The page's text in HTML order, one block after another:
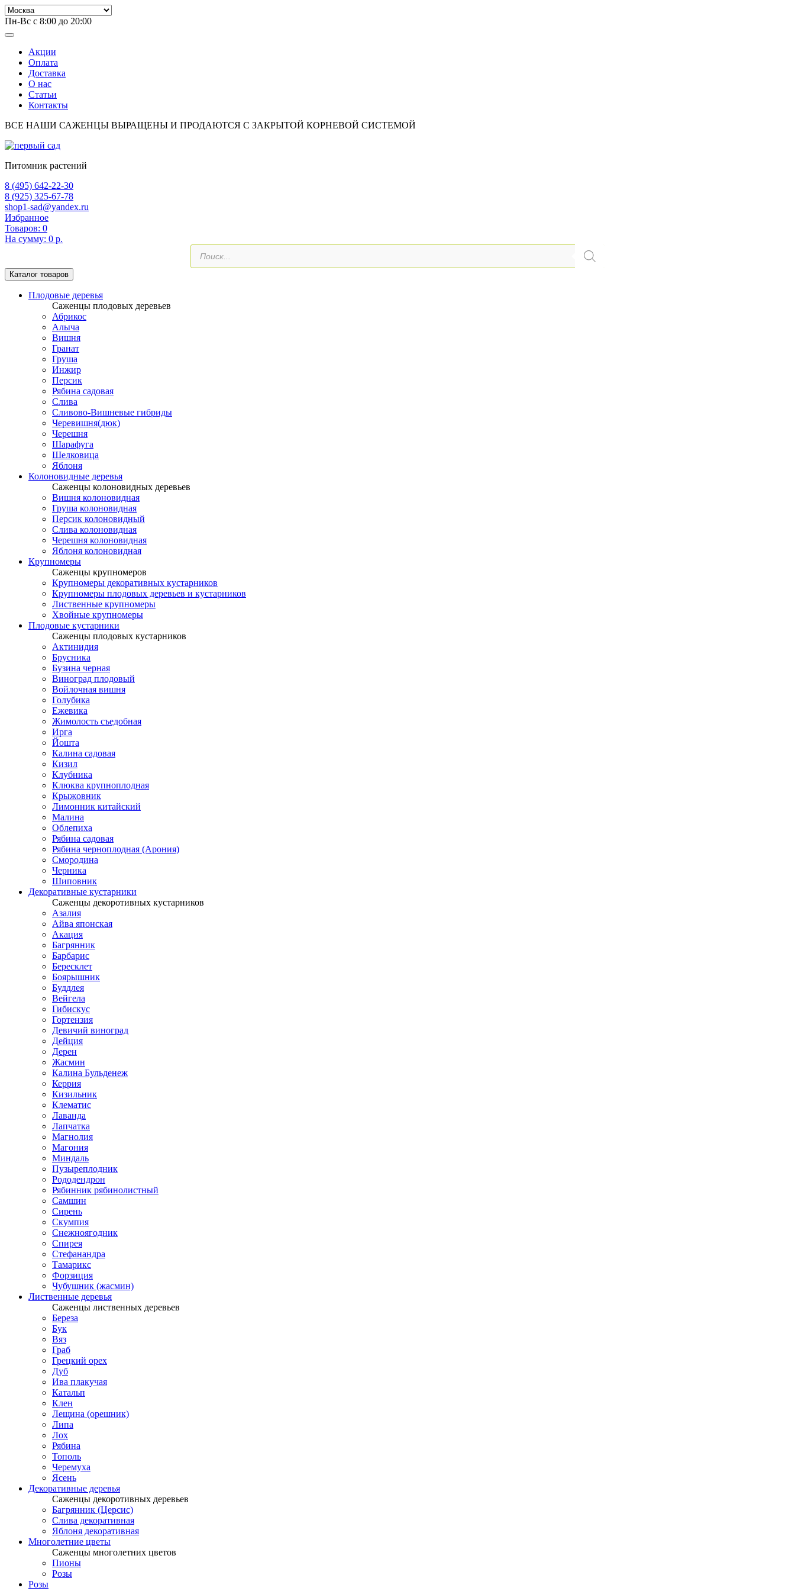
Пн-Вс с 8:00 до 20:00
Акции
Оплата
Доставка
О нас
Статьи
Контакты
ВСЕ НАШИ САЖЕНЦЫ ВЫРАЩЕНЫ И ПРОДАЮТСЯ С ЗАКРЫТОЙ КОРНЕВОЙ СИСТЕМОЙ
Питомник растений
8 (495) 642-22-30
8 (925) 325-67-78
shop1-sad@yandex.ru
Избранное
Товаров: 0
На сумму: 0 р.
Поиск
товаров
Каталог товаров
Плодовые деревья
Саженцы плодовых деревьев
Абрикос
Алыча
Вишня
Гранат
Груша
Инжир
Персик
Рябина садовая
Слива
Сливово-Вишневые гибриды
Черевишня(дюк)
Черешня
Шарафуга
Шелковица
Яблоня
Колоновидные деревья
Саженцы колоновидных деревьев
Вишня колоновидная
Груша колоновидная
Персик колоновидный
Слива колоновидная
Черешня колоновидная
Яблоня колоновидная
Крупномеры
Саженцы крупномеров
Крупномеры декоративных кустарников
Крупномеры плодовых деревьев и кустарников
Лиственные крупномеры
Хвойные крупномеры
Плодовые кустарники
Саженцы плодовых кустарников
Актинидия
Брусника
Бузина черная
Виноград плодовый
Войлочная вишня
Голубика
Ежевика
Жимолость съедобная
Ирга
Йошта
Калина садовая
Кизил
Клубника
Клюква крупноплодная
Крыжовник
Лимонник китайский
Малина
Облепиха
Рябина садовая
Рябина черноплодная (Арония)
Смородина
Черника
Шиповник
Декоративные кустарники
Саженцы декоротивных кустарников
Азалия
Айва японская
Акация
Багрянник
Барбарис
Бересклет
Боярышник
Буддлея
Вейгела
Гибискус
Гортензия
Девичий виноград
Дейция
Дерен
Жасмин
Калина Бульденеж
Керрия
Кизильник
Клематис
Лаванда
Лапчатка
Магнолия
Магония
Миндаль
Пузыреплодник
Рододендрон
Рябинник рябинолистный
Самшин
Сирень
Скумпия
Снежноягодник
Спирея
Стефанандра
Тамарикс
Форзиция
Чубушник (жасмин)
Лиственные деревья
Саженцы лиственных деревьев
Береза
Бук
Вяз
Граб
Грецкий орех
Дуб
Ива плакучая
Катальп
Клен
Лещина (орешник)
Липа
Лох
Рябина
Тополь
Черемуха
Ясень
Декоративные деревья
Саженцы декоротивных деревьев
Багрянник (Церсис)
Слива декоративная
Яблоня декоративная
Многолетние цветы
Саженцы многолетних цветов
Пионы
Розы
Розы